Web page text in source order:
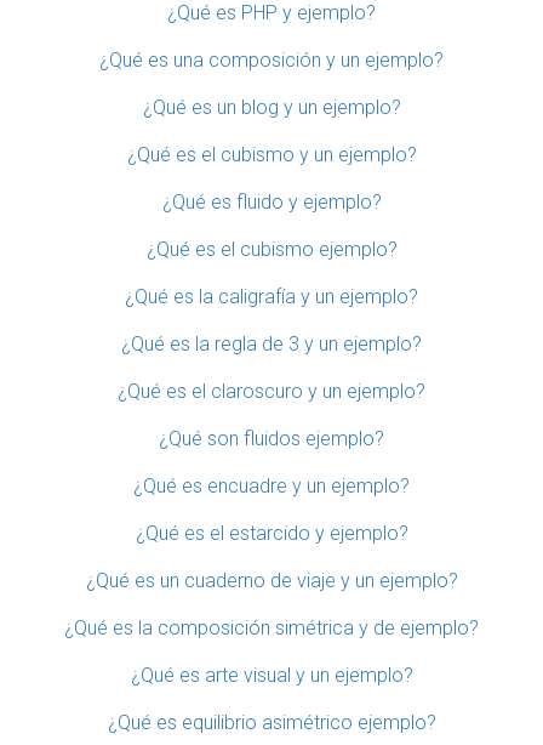
¿Qué es PHP y ejemplo?
¿Qué es una composición y un ejemplo?
¿Qué es un blog y un ejemplo?
¿Qué es el cubismo y un ejemplo?
¿Qué es fluido y ejemplo?
¿Qué es el cubismo ejemplo?
¿Qué es la caligrafía y un ejemplo?
¿Qué es la regla de 3 y un ejemplo?
¿Qué es el claroscuro y un ejemplo?
¿Qué son fluidos ejemplo?
¿Qué es encuadre y un ejemplo?
¿Qué es el estarcido y ejemplo?
¿Qué es un cuaderno de viaje y un ejemplo?
¿Qué es la composición simétrica y de ejemplo?
¿Qué es arte visual y un ejemplo?
¿Qué es equilibrio asimétrico ejemplo?